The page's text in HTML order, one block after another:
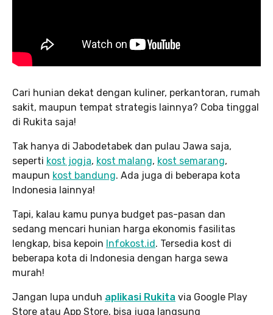
Cari hunian dekat dengan kuliner, perkantoran, rumah
sakit, maupun tempat strategis lainnya? Coba tinggal
di Rukita saja!
Tak hanya di Jabodetabek dan pulau Jawa saja,
seperti kost jogja, kost malang, kost semarang,
maupun kost bandung. Ada juga di beberapa kota
Indonesia lainnya!
Tapi, kalau kamu punya budget pas-pasan dan
sedang mencari hunian harga ekonomis fasilitas
lengkap, bisa kepoin Infokost.id . Tersedia kost di
beberapa kota di Indonesia dengan harga sewa
murah!
Jangan lupa unduh aplikasi Rukita via Google Play
Store atau App Store, bisa juga langsung